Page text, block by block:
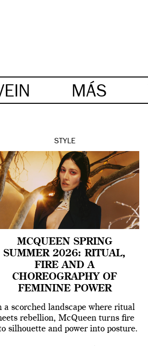
MÁS
STYLE
MCQUEEN SPRING
SUMMER 2026: RITUAL,
FIRE AND A
CHOREOGRAPHY OF
FEMININE POWER
a scorched landscape where ritual
rebellion, McQueen turns fire
silhouette and power into posture.